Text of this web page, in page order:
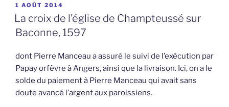
PUBLIÉ
LE
1 AOÛT 2014
La croix de l’église de Champteussé sur
Baconne, 1597
dont Pierre Manceau a assuré le suivi de l’exécution par
Papay orfèvre à Angers, ainsi que la livraison. Ici, on a le
solde du paiement à Pierre Manceau qui avait sans
doute avancé l’argent aux paroissiens.